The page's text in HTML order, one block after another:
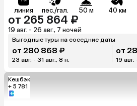
линия пес./гал. 50 м 40 км
от 265 864 ₽
19 авг. - 26 авг., 7 ночей
Выгодные туры на соседние даты
от 280 868 ₽
23 авг. - 31 авг., 8 н.
от
19 авг.
Кешбэк
+ 5 781